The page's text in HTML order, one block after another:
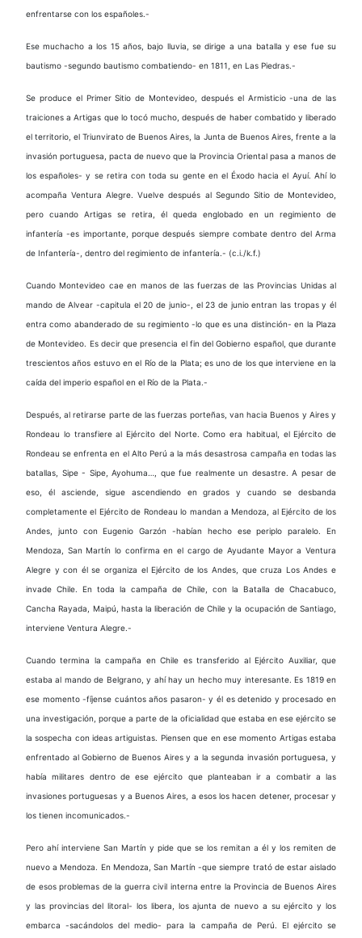
enfrentarse con los españoles.-
Ese muchacho a los 15 años, bajo lluvia, se dirige a una batalla y ese fue su
bautismo -segundo bautismo combatiendo- en 1811, en Las Piedras.-
Se produce el Primer Sitio de Montevideo, después el Armisticio -una de las
traiciones a Artigas que lo tocó mucho, después de haber combatido y liberado
el territorio, el Triunvirato de Buenos Aires, la Junta de Buenos Aires, frente a la
invasión portuguesa, pacta de nuevo que la Provincia Oriental pasa a manos de
los españoles- y se retira con toda su gente en el Éxodo hacia el Ayuí. Ahí lo
acompaña Ventura Alegre. Vuelve después al Segundo Sitio de Montevideo,
pero cuando Artigas se retira, él queda englobado en un regimiento de
infantería -es importante, porque después siempre combate dentro del Arma
de Infantería-, dentro del regimiento de infantería.- (c.i./k.f.)
Cuando Montevideo cae en manos de las fuerzas de las Provincias Unidas al
mando de Alvear -capitula el 20 de junio-, el 23 de junio entran las tropas y él
entra como abanderado de su regimiento -lo que es una distinción- en la Plaza
de Montevideo. Es decir que presencia el fin del Gobierno español, que durante
trescientos años estuvo en el Río de la Plata; es uno de los que interviene en la
caída del imperio español en el Río de la Plata.-
Después, al retirarse parte de las fuerzas porteñas, van hacia Buenos y Aires y
Rondeau lo transfiere al Ejército del Norte. Como era habitual, el Ejército de
Rondeau se enfrenta en el Alto Perú a la más desastrosa campaña en todas las
batallas, Sipe - Sipe, Ayohuma…, que fue realmente un desastre. A pesar de
eso, él asciende, sigue ascendiendo en grados y cuando se desbanda
completamente el Ejército de Rondeau lo mandan a Mendoza, al Ejército de los
Andes, junto con Eugenio Garzón -habían hecho ese periplo paralelo. En
Mendoza, San Martín lo confirma en el cargo de Ayudante Mayor a Ventura
Alegre y con él se organiza el Ejército de los Andes, que cruza Los Andes e
invade Chile. En toda la campaña de Chile, con la Batalla de Chacabuco,
Cancha Rayada, Maipú, hasta la liberación de Chile y la ocupación de Santiago,
interviene Ventura Alegre.-
Cuando termina la campaña en Chile es transferido al Ejército Auxiliar, que
estaba al mando de Belgrano, y ahí hay un hecho muy interesante. Es 1819 en
ese momento -fíjense cuántos años pasaron- y él es detenido y procesado en
una investigación, porque a parte de la oficialidad que estaba en ese ejército se
la sospecha con ideas artiguistas. Piensen que en ese momento Artigas estaba
enfrentado al Gobierno de Buenos Aires y a la segunda invasión portuguesa, y
había militares dentro de ese ejército que planteaban ir a combatir a las
invasiones portuguesas y a Buenos Aires, a esos los hacen detener, procesar y
los tienen incomunicados.-
Pero ahí interviene San Martín y pide que se los remitan a él y los remiten de
nuevo a Mendoza. En Mendoza, San Martín -que siempre trató de estar aislado
de esos problemas de la guerra civil interna entre la Provincia de Buenos Aires
y las provincias del litoral- los libera, los ajunta de nuevo a su ejército y los
embarca -sacándolos del medio- para la campaña de Perú. El ejército se